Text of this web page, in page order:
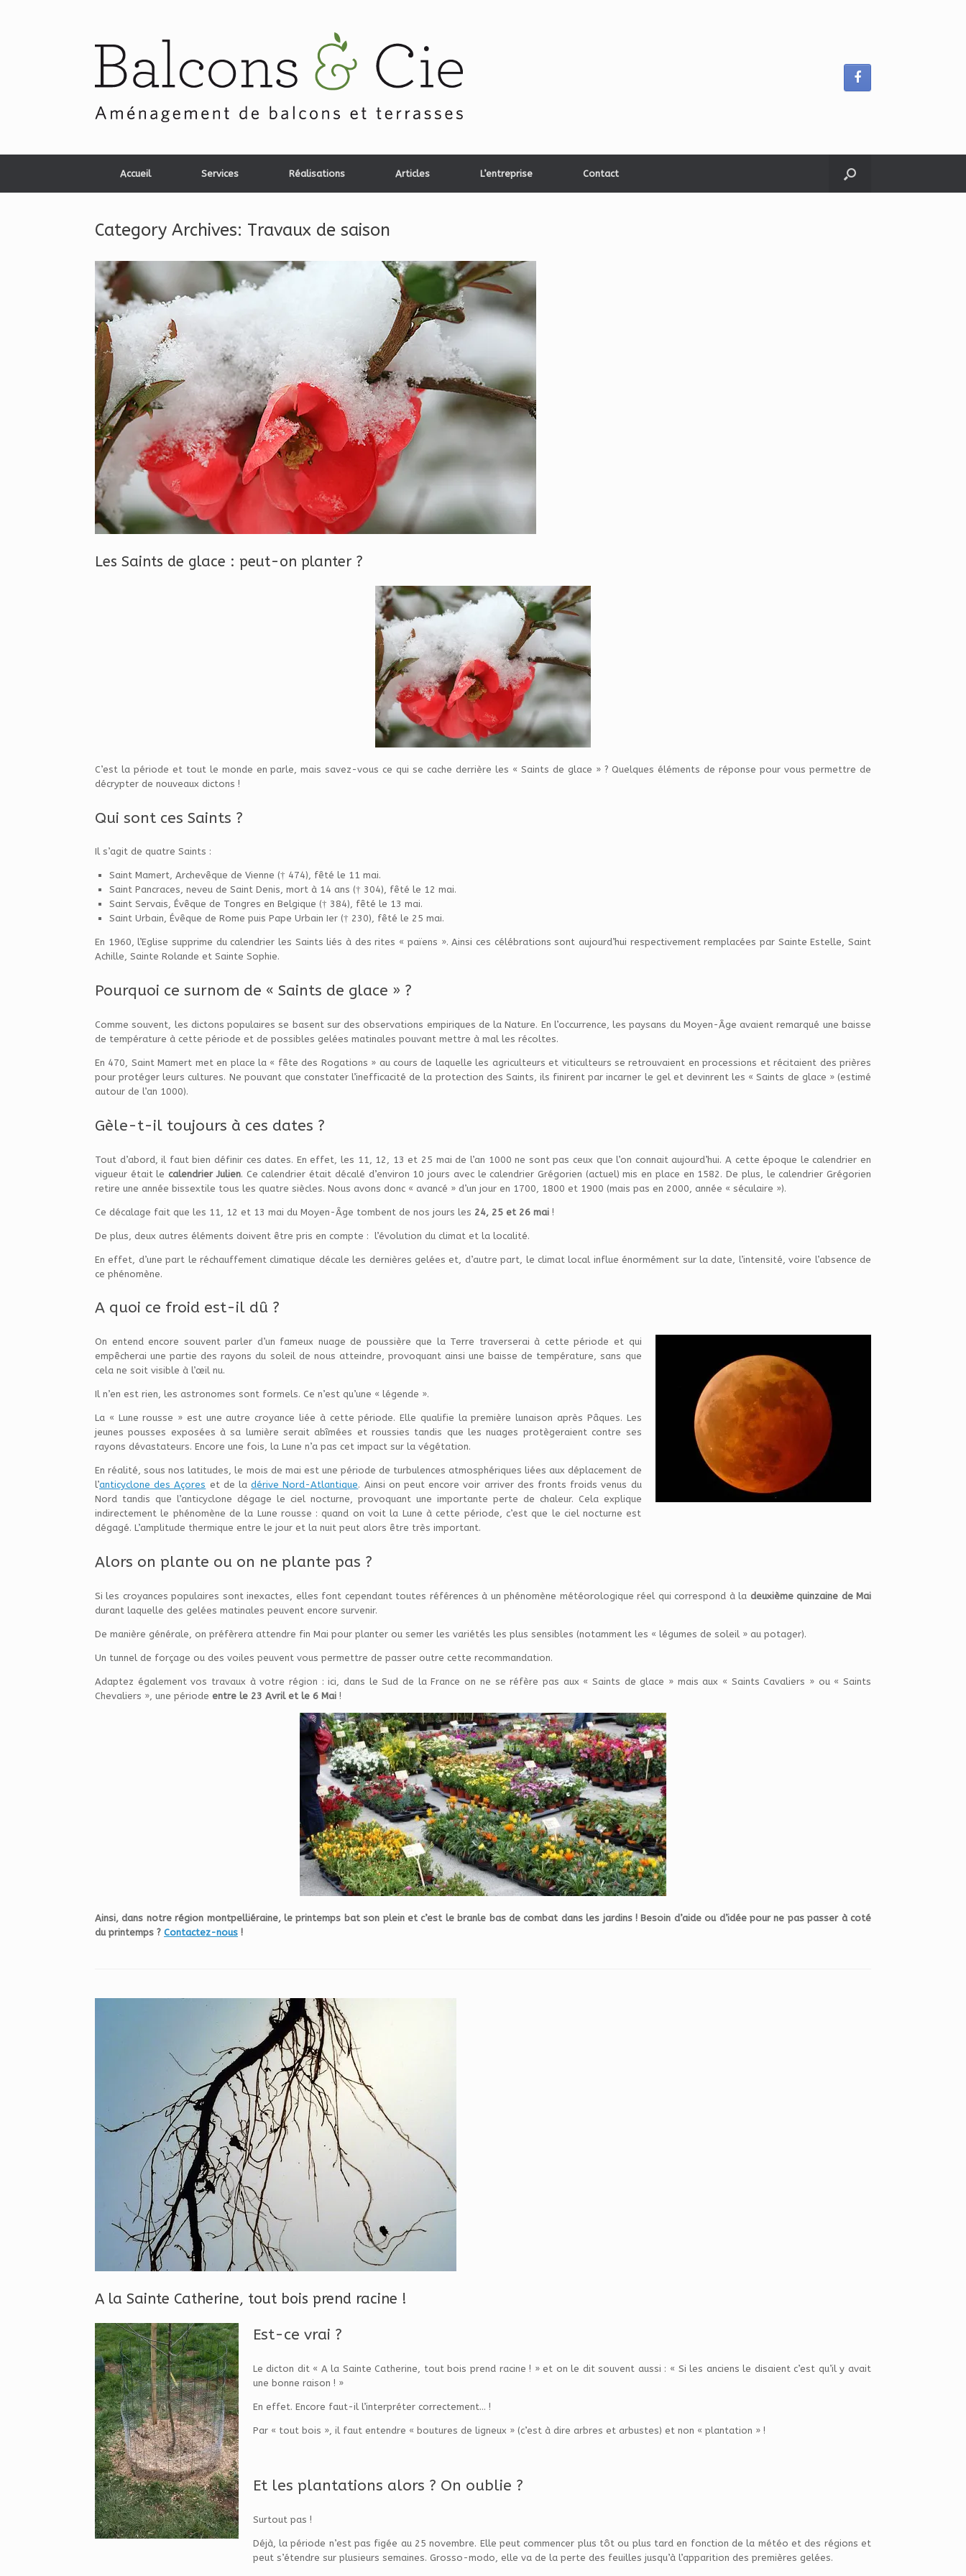
Accueil Services Réalisations Articles L’entreprise Contact
Category Archives: Travaux de saison
Les Saints de glace : peut-on planter ?
C’est la période et tout le monde en parle, mais savez-vous ce qui se cache derrière les « Saints de glace » ? Quelques éléments de réponse pour vous permettre de
décrypter de nouveaux dictons !
Qui sont ces Saints ?
Il s’agit de quatre Saints :
Saint Mamert, Archevêque de Vienne († 474), fêté le 11 mai.
Saint Pancraces, neveu de Saint Denis, mort à 14 ans († 304), fêté le 12 mai.
Saint Servais, Évêque de Tongres en Belgique († 384), fêté le 13 mai.
Saint Urbain, Évêque de Rome puis Pape Urbain Ier († 230), fêté le 25 mai.
En 1960, l’Eglise supprime du calendrier les Saints liés à des rites « païens ». Ainsi ces célébrations sont aujourd’hui respectivement remplacées par Sainte Estelle, Saint
Achille, Sainte Rolande et Sainte Sophie.
Pourquoi ce surnom de « Saints de glace » ?
Comme souvent, les dictons populaires se basent sur des observations empiriques de la Nature. En l’occurrence, les paysans du Moyen-Âge avaient remarqué une baisse
de température à cette période et de possibles gelées matinales pouvant mettre à mal les récoltes.
En 470, Saint Mamert met en place la « fête des Rogations » au cours de laquelle les agriculteurs et viticulteurs se retrouvaient en processions et récitaient des prières
pour protéger leurs cultures. Ne pouvant que constater l’inefficacité de la protection des Saints, ils finirent par incarner le gel et devinrent les « Saints de glace » (estimé
autour de l’an 1000).
Gèle-t-il toujours à ces dates ?
Tout d’abord, il faut bien définir ces dates. En effet, les 11, 12, 13 et 25 mai de l’an 1000 ne sont pas ceux que l’on connait aujourd’hui. A cette époque le calendrier en
vigueur était lecalendrier Julien. Ce calendrier était décalé d’environ 10 jours avec le calendrier Grégorien (actuel) mis en place en 1582. De plus, le calendrier Grégorien
retire une année bissextile tous les quatre siècles. Nous avons donc « avancé » d’un jour en 1700, 1800 et 1900 (mais pas en 2000, année « séculaire »).
Ce décalage fait que les 11, 12 et 13 mai du Moyen-Âge tombent de nos jours les 24, 25 et 26 mai !
De plus, deux autres éléments doivent être pris en compte : l’évolution du climat et la localité.
En effet, d’une part le réchauffement climatique décale les dernières gelées et, d’autre part, le climat local influe énormément sur la date, l’intensité, voire l’absence de
ce phénomène.
A quoi ce froid est-il dû ?
On entend encore souvent parler d’un fameux nuage de poussière que la Terre traverserai à cette période et qui
empêcherai une partie des rayons du soleil de nous atteindre, provoquant ainsi une baisse de température, sans que
cela ne soit visible à l’œil nu.
Il n’en est rien, les astronomes sont formels. Ce n’est qu’une « légende ».
La « Lune rousse » est une autre croyance liée à cette période. Elle qualifie la première lunaison après Pâques. Les
jeunes pousses exposées à sa lumière serait abîmées et roussies tandis que les nuages protègeraient contre ses
rayons dévastateurs. Encore une fois, la Lune n’a pas cet impact sur la végétation.
En réalité, sous nos latitudes, le mois de mai est une période de turbulences atmosphériques liées aux déplacement de
l’anticyclone des Açores et de ladérive Nord-Atlantique. Ainsi on peut encore voir arriver des fronts froids venus du
Nord tandis que l’anticyclone dégage le ciel nocturne, provoquant une importante perte de chaleur. Cela explique
indirectement le phénomène de la Lune rousse : quand on voit la Lune à cette période, c’est que le ciel nocturne est
dégagé. L’amplitude thermique entre le jour et la nuit peut alors être très important.
Alors on plante ou on ne plante pas ?
Si les croyances populaires sont inexactes, elles font cependant toutes références à un phénomène météorologique réel qui correspond à la deuxième quinzaine de Mai
durant laquelle des gelées matinales peuvent encore survenir.
De manière générale, on préfèrera attendre fin Mai pour planter ou semer les variétés les plus sensibles (notamment les « légumes de soleil » au potager).
Un tunnel de forçage ou des voiles peuvent vous permettre de passer outre cette recommandation.
Adaptez également vos travaux à votre région : ici, dans le Sud de la France on ne se réfère pas aux « Saints de glace » mais aux « Saints Cavaliers » ou « Saints
Chevaliers », une période entre le 23 Avril et le 6 Mai !
Ainsi, dans notre région montpelliéraine, le printemps bat son plein et c’est le branle bas de combat dans les jardins ! Besoin d’aide ou d’idée pour ne pas passer à coté
du printemps ? Contactez-nous !
A la Sainte Catherine, tout bois prend racine !
Est-ce vrai ?
Le dicton dit « A la Sainte Catherine, tout bois prend racine ! » et on le dit souvent aussi : « Si les anciens le disaient c’est qu’il y avait
une bonne raison ! »
En effet. Encore faut-il l’interpréter correctement… !
Par « tout bois », il faut entendre « boutures de ligneux » (c’est à dire arbres et arbustes) et non « plantation » !
Et les plantations alors ? On oublie ?
Surtout pas !
Déjà, la période n’est pas figée au 25 novembre. Elle peut commencer plus tôt ou plus tard en fonction de la météo et des régions et
peut s’étendre sur plusieurs semaines. Grosso-modo, elle va de la perte des feuilles jusqu’à l’apparition des premières gelées.